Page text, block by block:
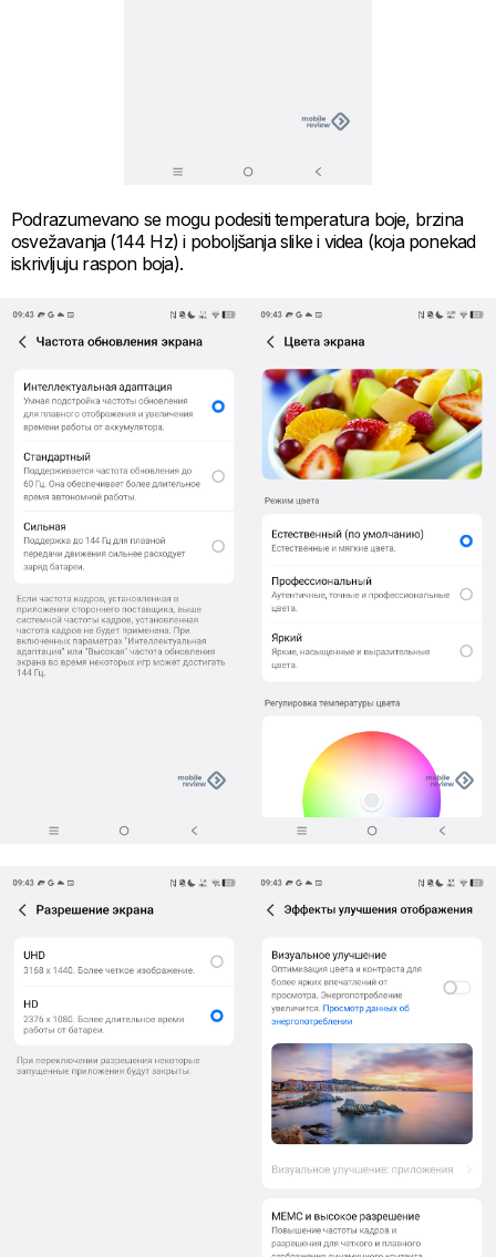
Podrazumevano se mogu podesiti temperatura boje, brzina
osvežavanja (144 Hz) i poboljšanja slike i videa (koja ponekad
iskrivljuju raspon boja).